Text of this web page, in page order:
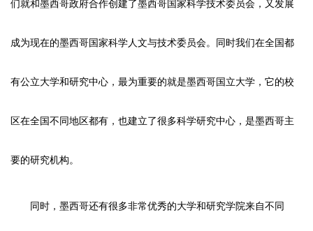
们就和墨西哥政府合作创建了墨西哥国家科学技术委员会，又发展
成为现在的墨西哥国家科学人文与技术委员会。同时我们在全国都
有公立大学和研究中心，最为重要的就是墨西哥国立大学，它的校
区在全国不同地区都有，也建立了很多科学研究中心，是墨西哥主
要的研究机构。
同时，墨西哥还有很多非常优秀的大学和研究学院来自不同